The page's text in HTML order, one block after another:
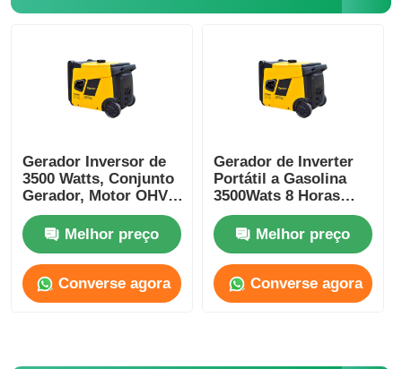
Gerador Inversor de
3500 Watts, Conjunto
Gerador, Motor OHV
de 4 Tempos
Melhor preço
Converse agora
Gerador de Inverter
Portátil a Gasolina
3500Wats 8 Horas
Gerador Elétrico a
GasolinaMelhor preço
Converse agora